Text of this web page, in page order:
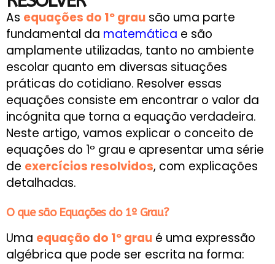
As equações do 1º grau são uma parte
fundamental da matemática e são
amplamente utilizadas, tanto no ambiente
escolar quanto em diversas situações
práticas do cotidiano. Resolver essas
equações consiste em encontrar o valor da
incógnita que torna a equação verdadeira.
Neste artigo, vamos explicar o conceito de
equações do 1º grau e apresentar uma série
de exercícios resolvidos, com explicações
detalhadas.
O que são Equações do 1º Grau?
Uma equação do 1º grau é uma expressão
algébrica que pode ser escrita na forma: